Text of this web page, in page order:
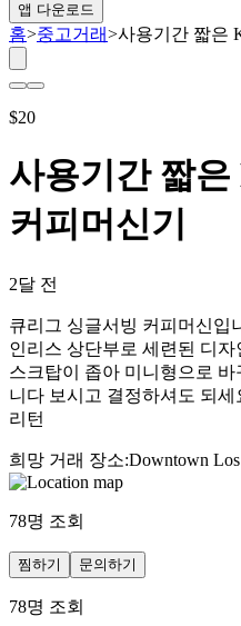
앱 다운로드
홈>중고거래>사용기간 짧은
$20
사용기간 짧
커피머신기
2달 전
큐리그 싱글서빙 커피머신입
인리스 상단부로 세련된 디
스크탑이 좁아 미니형으로
니다 보시고 결정하셔도 되
리턴
희망 거래 장소:Downtown Los
78명 조회
찜하기 문의하기
78명 조회